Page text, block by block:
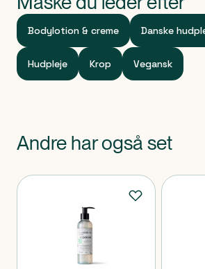
Bodylotion & creme Danske
Hudpleje Krop Vegansk
Andre har også set
Produkter